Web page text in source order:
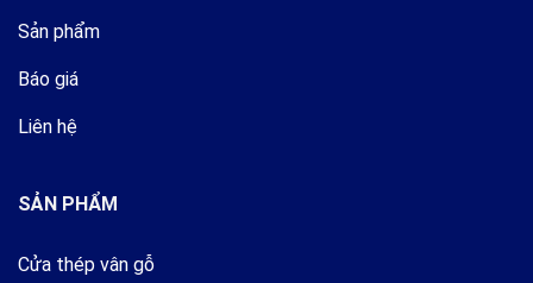
Sản phẩm
Báo giá
Liên hệ
SẢN PHẨM
Cửa thép vân gỗ